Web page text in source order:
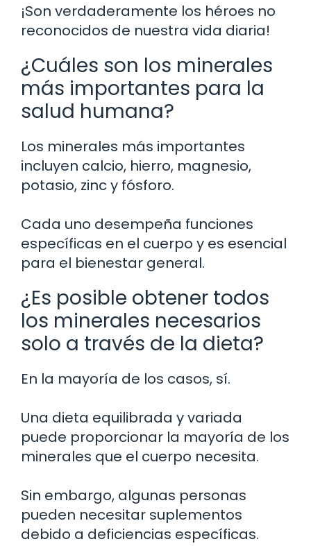
¡Son verdaderamente los héroes no
reconocidos de nuestra vida diaria!
¿Cuáles son los minerales
más importantes para la
salud humana?
Los minerales más importantes
incluyen calcio, hierro, magnesio,
potasio, zinc y fósforo.
Cada uno desempeña funciones
específicas en el cuerpo y es esencial
para el bienestar general.
¿Es posible obtener todos
los minerales necesarios
solo a través de la dieta?
En la mayoría de los casos, sí.
Una dieta equilibrada y variada
puede proporcionar la mayoría de los
minerales que el cuerpo necesita.
Sin embargo, algunas personas
pueden necesitar suplementos
debido a deficiencias específicas.